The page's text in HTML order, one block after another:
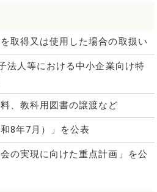
取得又は使用した場合の取扱い
法人等における中小企業向け特
、教科用図書の譲渡など
8年7月）」を公表
の実現に向けた重点計画」を公